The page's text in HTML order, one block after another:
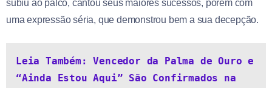
subiu ao palco, cantou seus maiores sucessos, porém com
uma expressão séria, que demonstrou bem a sua decepção.
Leia Também: Vencedor da Palma de Ouro e
“Ainda Estou Aqui” São Confirmados na